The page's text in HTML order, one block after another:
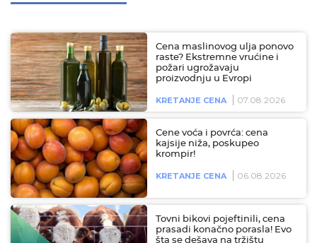
Cena maslinovog ulja ponovo
raste? Ekstremne vrućine i
požari ugrožavaju
proizvodnju u Evropi
KRETANJE CENA 07.08.2026
Cene voća i povrća: cena
kajsije niža, poskupeo
krompir!
KRETANJE CENA 06.08.2026
Tovni bikovi pojeftinili, cena
prasadi konačno porasla! Evo
šta se dešava na tržištu